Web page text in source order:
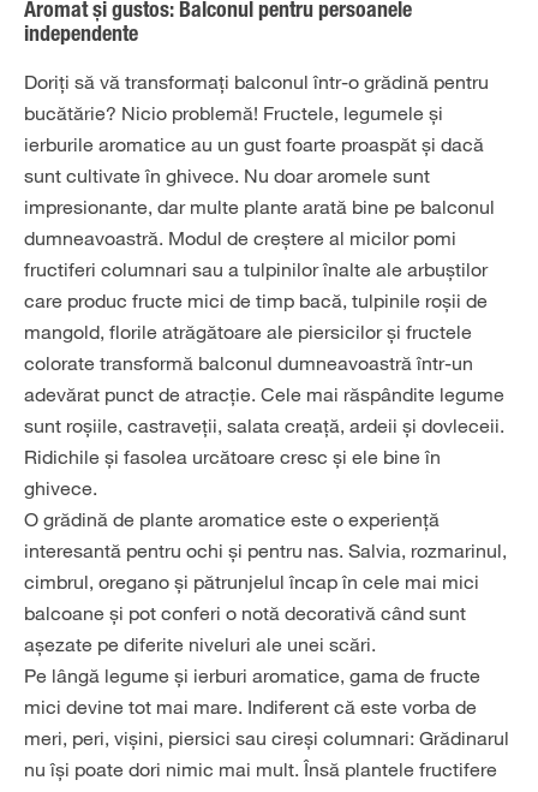
Aromat și gustos: Balconul pentru persoanele
independente
Doriți să vă transformați balconul într-o grădină pentru
bucătărie? Nicio problemă! Fructele, legumele și
ierburile aromatice au un gust foarte proaspăt și dacă
sunt cultivate în ghivece. Nu doar aromele sunt
impresionante, dar multe plante arată bine pe balconul
dumneavoastră. Modul de creștere al micilor pomi
fructiferi columnari sau a tulpinilor înalte ale arbuștilor
care produc fructe mici de timp bacă, tulpinile roșii de
mangold, florile atrăgătoare ale piersicilor și fructele
colorate transformă balconul dumneavoastră într-un
adevărat punct de atracție. Cele mai răspândite legume
sunt roșiile, castraveții, salata creață, ardeii și dovleceii.
Ridichile și fasolea urcătoare cresc și ele bine în
ghivece.
O grădină de plante aromatice este o experiență
interesantă pentru ochi și pentru nas. Salvia, rozmarinul,
cimbrul, oregano și pătrunjelul încap în cele mai mici
balcoane și pot conferi o notă decorativă când sunt
așezate pe diferite niveluri ale unei scări.
Pe lângă legume și ierburi aromatice, gama de fructe
mici devine tot mai mare. Indiferent că este vorba de
meri, peri, vișini, piersici sau cireși columnari: Grădinarul
nu își poate dori nimic mai mult. Însă plantele fructifere